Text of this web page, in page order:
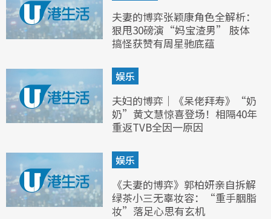
夫妻的博弈张颖康角色全解析：
狠甩30磅演“妈宝渣男” 肢体
搞怪获赞有周星驰底蕴
娱乐
夫妇的博弈｜《呆佬拜寿》“奶
奶”黄文慧惊喜登场！相隔40年
重返TVB全因一原因
娱乐
《夫妻的博弈》郭柏妍亲自拆解
绿茶小三无辜妆容：“重手胭脂
妆”落足心思有玄机